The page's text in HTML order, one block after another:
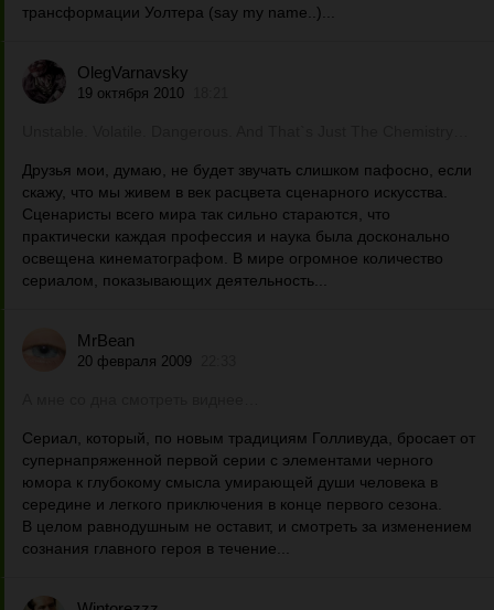
трансформации Уолтера (say my name..)...
OlegVarnavsky
19 октября 2010
Друзья мои, думаю, не будет звучать слишком пафосно, если
скажу, что мы живем в век расцвета сценарного искусства.
Сценаристы всего мира так сильно стараются, что
практически каждая профессия и наука была досконально
освещена кинематографом. В мире огромное количество
сериалом, показывающих деятельность...
MrBean
20 февраля 2009
Сериал, который, по новым традициям Голливуда, бросает от
супернапряженной первой серии с элементами черного
юмора к глубокому смысла умирающей души человека в
середине и легкого приключения в конце первого сезона.
В целом равнодушным не оставит, и смотреть за изменением
сознания главного героя в течение...